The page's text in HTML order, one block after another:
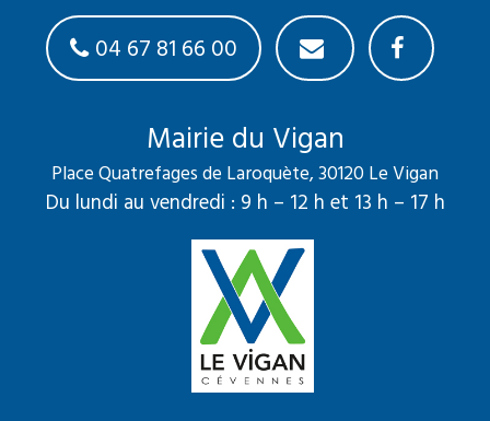
04 67 81 66 00
Mairie du Vigan
Place Quatrefages de Laroquète, 30120 Le Vigan
Du lundi au vendredi : 9 h – 12 h et 13 h – 17 h